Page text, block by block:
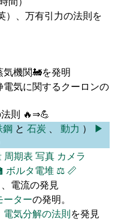
）、万有引力の法則を
気機関🚂を発明
電気に関するクーロンの
則 🔥⇒💪
鋼 と 石炭 、 動力 ） ▶
周期表 写真 カメラ
ボルタ電堆 ⚖️ 📏
電流の発見
ーターの発明。
電気分解の法則を発見